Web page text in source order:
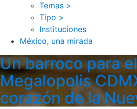
Temas >
Tipo >
Instituciones
México, una mirada
Un barroco para
Megalopolis
corazón de la